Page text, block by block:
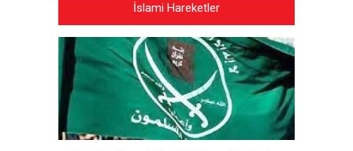
İslami Hareketler